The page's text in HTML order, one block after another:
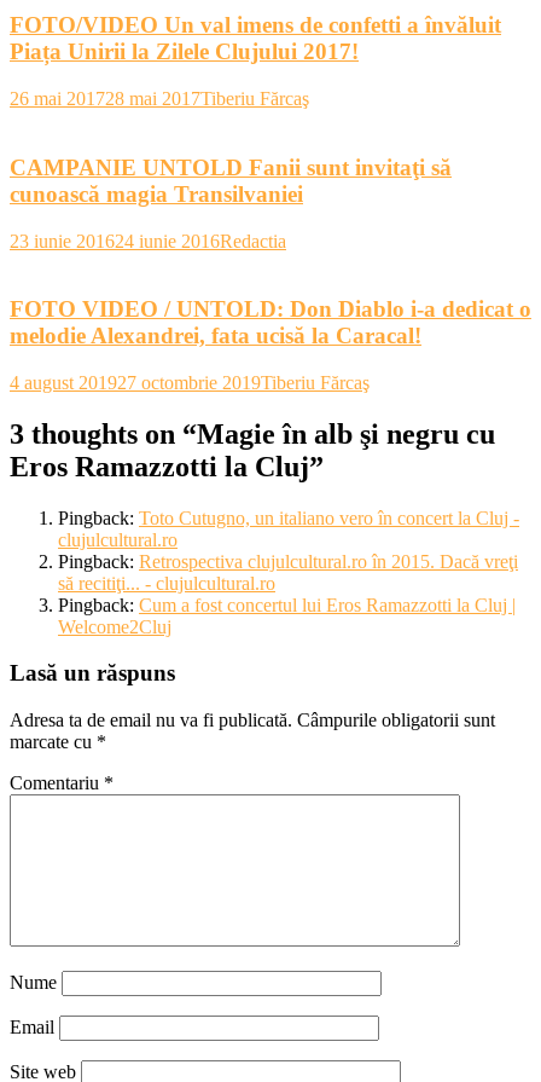
FOTO/VIDEO Un val imens de confetti a învăluit
Piața Unirii la Zilele Clujului 2017!
26 mai 201728 mai 2017Tiberiu Fărcaş
CAMPANIE UNTOLD Fanii sunt invitaţi să
cunoască magia Transilvaniei
23 iunie 201624 iunie 2016Redactia
FOTO VIDEO / UNTOLD: Don Diablo i-a dedicat o
melodie Alexandrei, fata ucisă la Caracal!
4 august 201927 octombrie 2019Tiberiu Fărcaş
3 thoughts on “Magie în alb şi negru cu
Eros Ramazzotti la Cluj”
Pingback: Toto Cutugno, un italiano vero în concert la Cluj -
clujulcultural.ro
Pingback: Retrospectiva clujulcultural.ro în 2015. Dacă vreţi
să recitiţi... - clujulcultural.ro
Pingback: Cum a fost concertul lui Eros Ramazzotti la Cluj |
Welcome2Cluj
Lasă un răspuns
Adresa ta de email nu va fi publicată. Câmpurile obligatorii sunt
marcate cu *
Comentariu *
Nume
Email
Site web